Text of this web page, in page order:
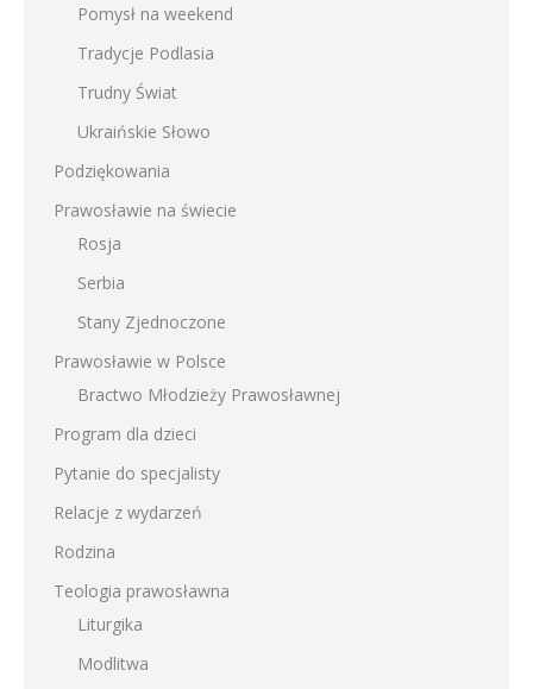
Pomysł na weekend
Tradycje Podlasia
Trudny Świat
Ukraińskie Słowo
Podziękowania
Prawosławie na świecie
Rosja
Serbia
Stany Zjednoczone
Prawosławie w Polsce
Bractwo Młodzieży Prawosławnej
Program dla dzieci
Pytanie do specjalisty
Relacje z wydarzeń
Rodzina
Teologia prawosławna
Liturgika
Modlitwa